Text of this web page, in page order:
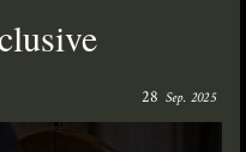
28 Sep. 2025